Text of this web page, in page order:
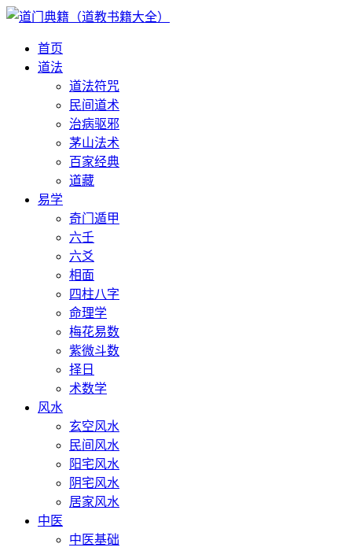
首页
道法
道法符咒
民间道术
治病驱邪
茅山法术
百家经典
道藏
易学
奇门遁甲
六壬
六爻
相面
四柱八字
命理学
梅花易数
紫微斗数
择日
术数学
风水
玄空风水
民间风水
阳宅风水
阴宅风水
居家风水
中医
中医基础